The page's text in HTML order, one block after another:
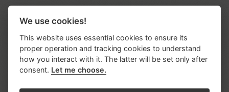
We use cookies!
This website uses essential cookies to ensure its
proper operation and tracking cookies to understand
how you interact with it. The latter will be set only after
consent. Let me choose.